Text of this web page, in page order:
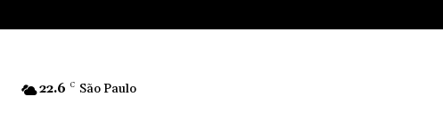
22.6 C São Paulo